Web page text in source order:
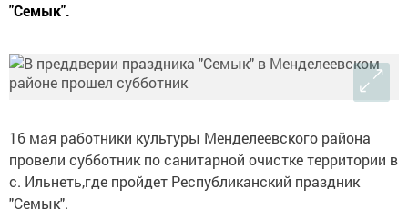
"Семык".
16 мая работники культуры Менделеевского района
провели субботник по санитарной очистке территории в
с. Ильнеть,где пройдет Республиканский праздник
"Семык".